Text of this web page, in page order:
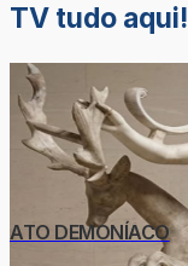
TV tudo aqui!
ATO DEMONÍACO